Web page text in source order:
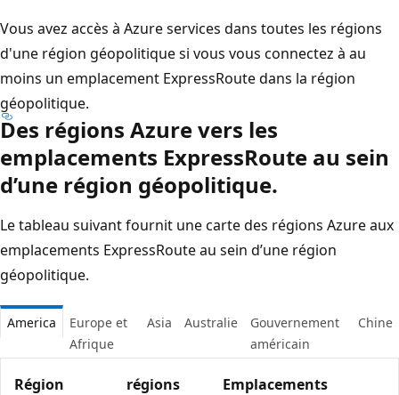
Vous avez accès à Azure services dans toutes les régions
d'une région géopolitique si vous vous connectez à au
moins un emplacement ExpressRoute dans la région
géopolitique.
Des régions Azure vers les
emplacements ExpressRoute au sein
d’une région géopolitique.
Le tableau suivant fournit une carte des régions Azure aux
emplacements ExpressRoute au sein d’une région
géopolitique.
America
Europe et
Afrique
Asia Australie
Gouvernement
américain
Chine
Région
régions
Emplacements